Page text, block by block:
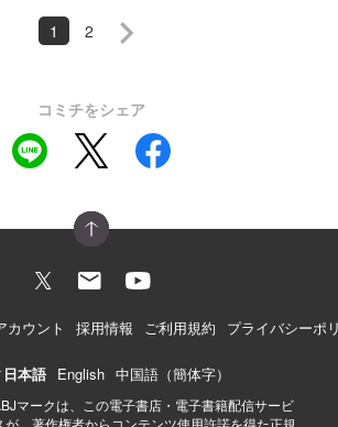
せんか？ 「N’sあおい」「町医者...
1 2
コミチをシェア
カウント 採用情報 ご利用規約 プライバシーポ
日本語 English 中国語（簡体字）
マークは、この電子書店・電子書籍配信サービ